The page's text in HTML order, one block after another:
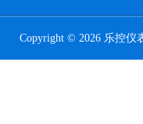
Copyright © 2026 乐控仪